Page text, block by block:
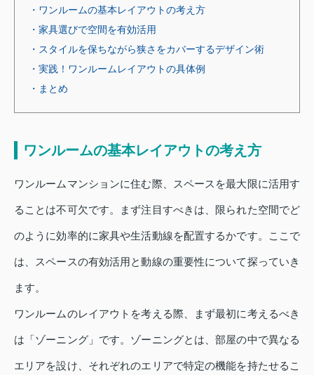
・ワンルームの基本レイアウトの考え方
・家具選びで空間を有効活用
・スタイルを保ちながら狭さをカバーするデザイン術
・実践！ワンルームレイアウトの具体例
・まとめ
ワンルームの基本レイアウトの考え方
ワンルームマンションに住む際、スペースを最大限に活用す
ることは不可欠です。まず注目すべきは、限られた空間でど
のように効率的に家具や生活動線を配置するかです。ここで
は、スペースの有効活用と動線の重要性について探っていき
ます。
ワンルームのレイアウトを考える際、まず最初に考えるべき
は「ゾーニング」です。ゾーニングとは、部屋の中で異なる
エリアを設け、それぞれのエリアで特定の機能を持たせるこ